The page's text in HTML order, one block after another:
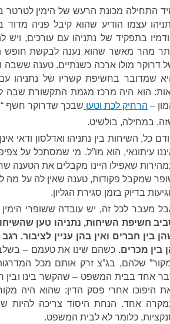
התחילה מכונת הרעש של הימין לטרטר
עצמו הודיע שהוא קיבל פניה
בתפקיד של נתניהו עם עורכים,
מהר מאשר שהוא נענה לבקשת חופש
דרוקר מולו ארכה כשנתיים. טענה ששבה
שמדובר בחשיפת קשריו של נתניהו עם
הוא היה מרכז מגמת התקשורת שבה
– הרחיק לכת וטען שבכך שדרוקר חשף
במחילה, בולשיט.
כל, השיחות בין נתניהו ואדלסון ודאי
עיתונאי, הוא מו”ל. מי שמסתכל על
שאפילו היינו מקבלים את הטענה
שמקבל פקודות, טענה שאין לה על מה
בדיוק בזמן סגירת הגליון.
מעבר לכל זה, יש עובדה ששופרי
חשיפת השיחות, נתניהו טען
בין חברים ואין בהן עניין לציבור.
בין מכרים. כשהם שינו את טעמם – בשלב
שלהם, בג”צ זרק אותם מכל
אחד בבית המשפט – שהקשר בינו ובין
היפוכו אחרי פסק הדין: שהוא היה
אחד. הנחת היסוד צריכה להיות
כלומר לא לבית המשפט.